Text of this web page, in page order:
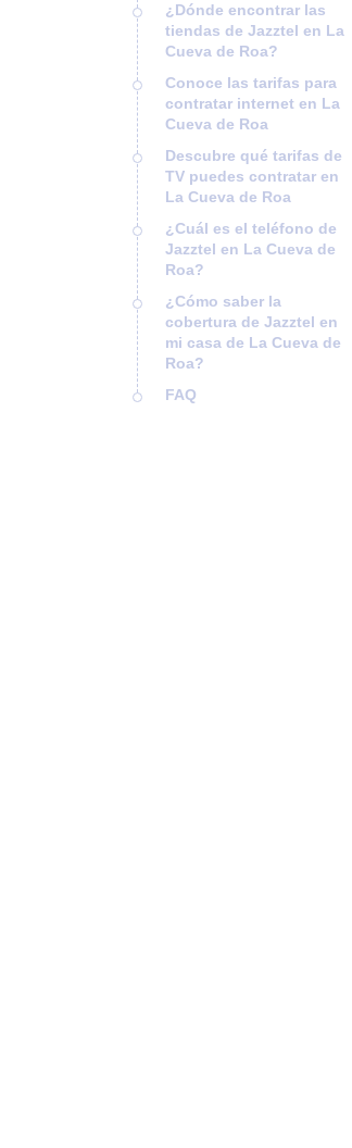
¿Dónde encontrar las
tiendas de Jazztel en La
Cueva de Roa?
Conoce las tarifas para
contratar internet en La
Cueva de Roa
Descubre qué tarifas de
TV puedes contratar en
La Cueva de Roa
¿Cuál es el teléfono de
Jazztel en La Cueva de
Roa?
¿Cómo saber la
cobertura de Jazztel en
mi casa de La Cueva de
Roa?
FAQ